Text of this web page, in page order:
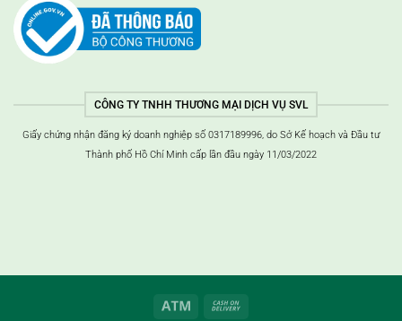
CÔNG TY TNHH THƯƠNG MẠI DỊCH VỤ SVL
Giấy chứng nhận đăng ký doanh nghiệp số 0317189996, do Sở Kế hoạch và Đầu tư
Thành phố Hồ Chí Minh cấp lần đầu ngày 11/03/2022
ATM